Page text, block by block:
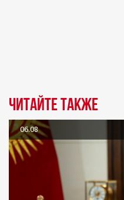
Читайте также
06.08